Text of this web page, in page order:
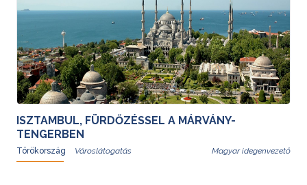
ISZTAMBUL, FÜRDŐZÉSSEL A MÁRVÁNY-
TENGERBEN
Törökország Magyar idegenvezető